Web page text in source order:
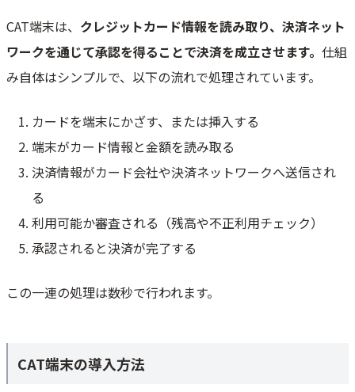
Squareターミナル - 手数料2.5%~/30日返品OK/即時入金/固定費0円/プ
Square リーダー - 手数料2.5%~ /30日返品OK/即時入金/個人おすすめ/
stera pack - SMBC GMO PAYMENT提供/初期月額0円/手数料
1.98%~※1/30種以上の決済
スマレジ・PAYGATE POS - 今なら端末0円/持ち運び/プリンタ内蔵/QR/
電子マネー/POS連携
JMSおまかせサービス Webプラン - 最安水準の手数料/導入費用0円/安
PayCAS Mobile - マルチ決済端末/手数料2.30%~/持ち運び可能/プリンタ
CAT端末に関するよくある質問
CAT端末は、 クレジットカード情報を読み取り、決済ネット
ワークを通じて承認を得ることで決済を成立させます。 仕組
み自体はシンプルで、以下の流れで処理されています。
カードを端末にかざす、または挿入する
端末がカード情報と金額を読み取る
決済情報がカード会社や決済ネットワークへ送信され
る
利用可能か審査される（残高や不正利用チェック）
承認されると決済が完了する
この一連の処理は数秒で行われます。
CAT端末の導入方法